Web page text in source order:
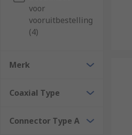
voor
vooruitbestelling
(4)
Merk
Coaxial Type
Connector Type A